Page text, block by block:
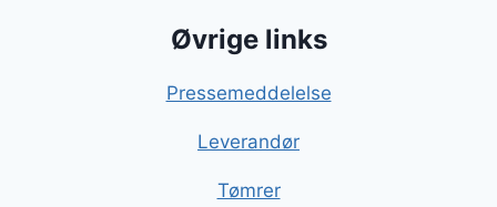
Øvrige links
Pressemeddelelse
Leverandør
Tømrer